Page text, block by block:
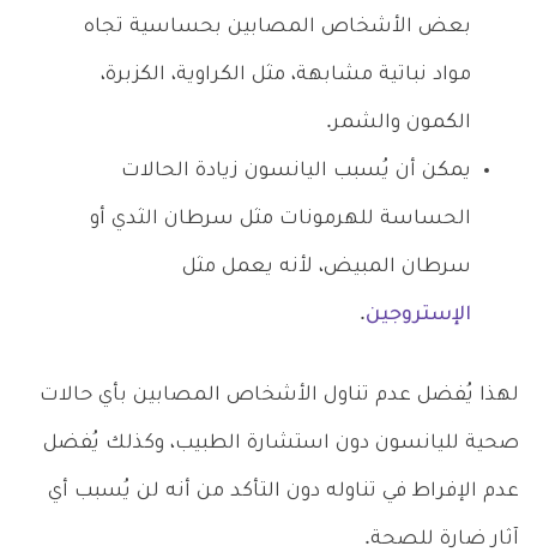
بعض الأشخاص المصابين بحساسية تجاه
مواد نباتية مشابهة، مثل الكراوية، الكزبرة،
الكمون والشمر.
يمكن أن يُسبب اليانسون زيادة الحالات
الحساسة للهرمونات مثل سرطان الثدي أو
سرطان المبيض، لأنه يعمل مثل
الإستروجين.
لهذا يُفضل عدم تناول الأشخاص المصابين بأي حالات
صحية لليانسون دون استشارة الطبيب، وكذلك يُفضل
عدم الإفراط في تناوله دون التأكد من أنه لن يُسبب أي
آثار ضارة للصحة.